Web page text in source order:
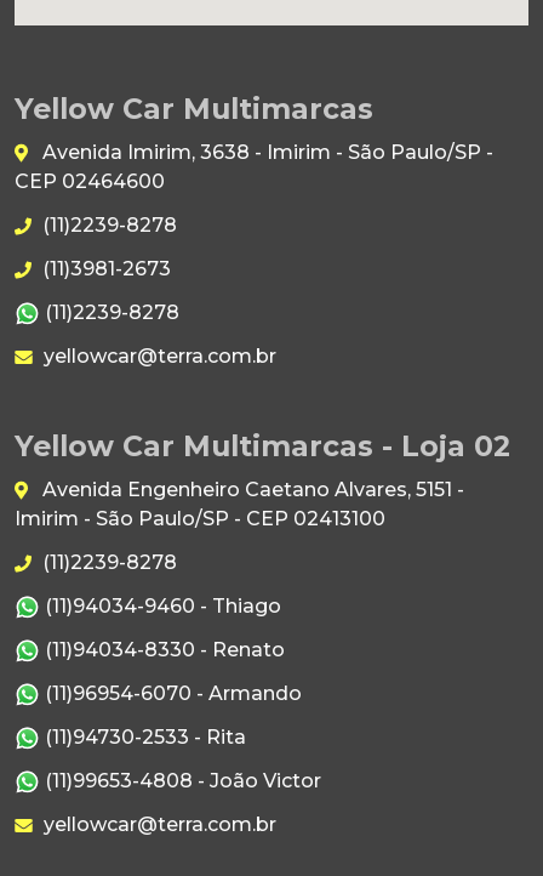
Yellow Car Multimarcas
Avenida Imirim, 3638 - Imirim - São Paulo/SP -
CEP 02464600
(11)2239-8278
(11)3981-2673
(11)2239-8278
yellowcar@terra.com.br
Yellow Car Multimarcas - Loja 02
Avenida Engenheiro Caetano Alvares, 5151 -
Imirim - São Paulo/SP - CEP 02413100
(11)2239-8278
(11)94034-9460 - Thiago
(11)94034-8330 - Renato
(11)96954-6070 - Armando
(11)94730-2533 - Rita
(11)99653-4808 - João Victor
yellowcar@terra.com.br